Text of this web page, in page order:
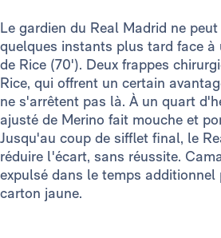
Le gardien du Real Madrid ne
quelques instants plus tard face à
de Rice (70'). Deux frappes
Rice, qui offrent un certain
ne s'arrêtent pas là. À un quart
ajusté de Merino fait mouche et
Jusqu'au coup de sifflet final, le
réduire l'écart, sans réussite.
expulsé dans le temps additionnel
carton jaune.